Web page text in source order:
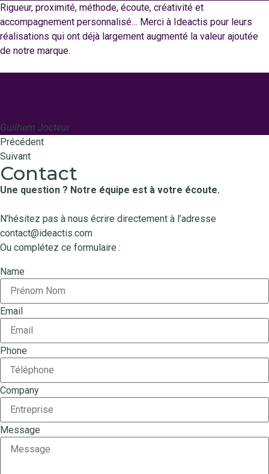
Rigueur, proximité, méthode, écoute, créativité et
accompagnement personnalisé… Merci à Ideactis pour leurs
réalisations qui ont déjà largement augmenté la valeur ajoutée
de notre marque.
Guilhem Jocteur
Précédent
Suivant
Contact
Une question ? Notre équipe est à votre écoute.
N’hésitez pas à nous écrire directement à l’adresse
contact@ideactis.com
Ou complétez ce formulaire :
Name
Email
Phone
Company
Message